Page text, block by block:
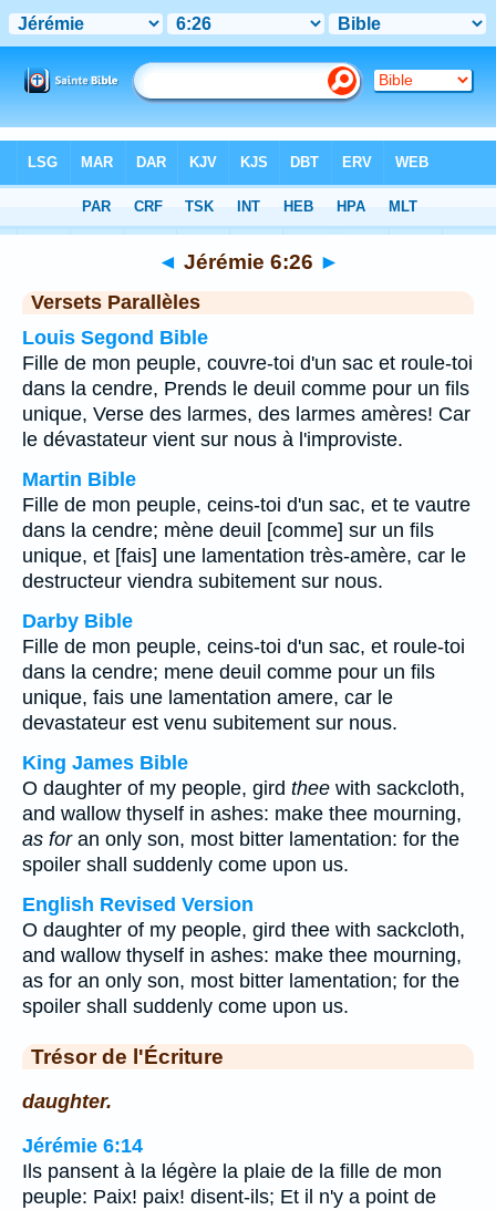
Chapitre 6> Verset 26
◄ Jérémie 6:26 ►
Versets Parallèles
Louis Segond Bible
Fille de mon peuple, couvre-toi d'un sac et roule-toi
dans la cendre, Prends le deuil comme pour un fils
unique, Verse des larmes, des larmes amères! Car
le dévastateur vient sur nous à l'improviste.
Martin Bible
Fille de mon peuple, ceins-toi d'un sac, et te vautre
dans la cendre; mène deuil [comme] sur un fils
unique, et [fais] une lamentation très-amère, car le
destructeur viendra subitement sur nous.
Darby Bible
Fille de mon peuple, ceins-toi d'un sac, et roule-toi
dans la cendre; mene deuil comme pour un fils
unique, fais une lamentation amere, car le
devastateur est venu subitement sur nous.
King James Bible
O daughter of my people, gird thee with sackcloth,
and wallow thyself in ashes: make thee mourning,
as foran only son, most bitter lamentation: for the
spoiler shall suddenly come upon us.
English Revised Version
O daughter of my people, gird thee with sackcloth,
and wallow thyself in ashes: make thee mourning,
as for an only son, most bitter lamentation; for the
spoiler shall suddenly come upon us.
Trésor de l'Écriture
daughter.
Jérémie 6:14
Ils pansent à la légère la plaie de la fille de mon
peuple: Paix! paix! disent-ils; Et il n'y a point de